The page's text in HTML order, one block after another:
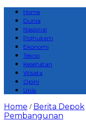
Home
Dunia
Nasional
Polhukam
Ekonomi
Tekno
Kesehatan
Wisata
Opini
Unik
Home / Berita Depok
Pembangunan